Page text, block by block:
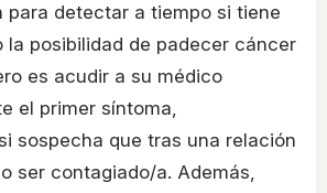
para detectar a tiempo si tiene
la posibilidad de padecer cáncer
es acudir a su médico
el primer síntoma,
sospecha que tras una relación
ser contagiado/a. Además,